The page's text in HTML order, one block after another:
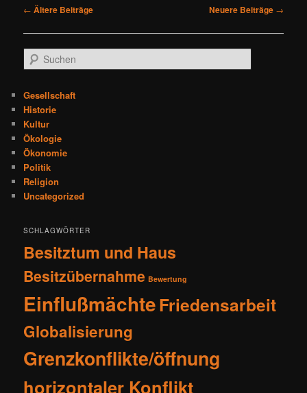
Beitragsnavigation
← Ältere Beiträge Neuere Beiträge →
u
h
e
n
Gesellschaft
Historie
Kultur
Ökologie
Ökonomie
Politik
Religion
Uncategorized
SCHLAGWÖRTER
Besitztum und Haus
Besitzübernahme Bewertung
EinflußmächteFriedensarbeit
Globalisierung
Grenzkonflikte/öffnung
horizontaler Konflikt